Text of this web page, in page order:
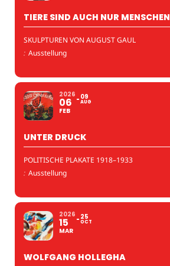
TIERE SIND AUCH NUR MENSCHEN
SKULPTUREN VON AUGUST GAUL
: Ausstellung
2026
06
FEB
09
AUG
UNTER DRUCK
POLITISCHE PLAKATE 1918–1933
: Ausstellung
2026
15
MAR
25
OCT
WOLFGANG HOLLEGHA